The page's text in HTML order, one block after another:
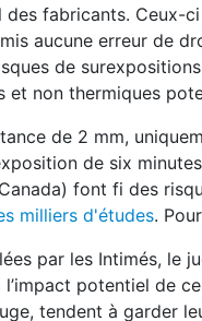
des fabricants. Ceux-
aucune erreur de
de
non thermiques
de 2 mm,
de six
font fi des
milliers d'études.
par les Intimés, le
potentiel de
tendent à garder